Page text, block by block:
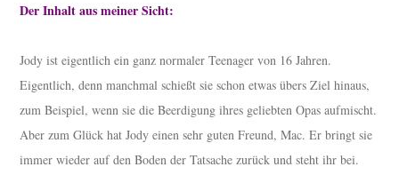
Der Inhalt aus meiner Sicht:
Jody ist eigentlich ein ganz normaler Teenager von 16 Jahren.
Eigentlich, denn manchmal schießt sie schon etwas übers Ziel hinaus,
zum Beispiel, wenn sie die Beerdigung ihres geliebten Opas aufmischt.
Aber zum Glück hat Jody einen sehr guten Freund, Mac. Er bringt sie
immer wieder auf den Boden der Tatsache zurück und steht ihr bei.